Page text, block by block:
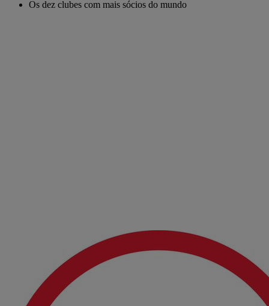
Os dez clubes com mais sócios do mundo